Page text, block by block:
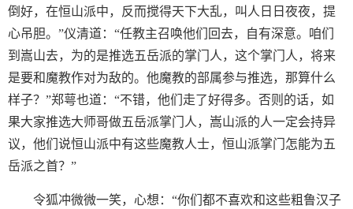
倒好，在恒山派中，反而搅得天下大乱，叫人日日夜夜，提
心吊胆。”仪清道：“任教主召唤他们回去，自有深意。咱们
到嵩山去，为的是推选五岳派的掌门人，这个掌门人，将来
是要和魔教作对为敌的。他魔教的部属参与推选，那算什么
样子？”郑萼也道：“不错，他们走了好得多。否则的话，如
果大家推选大师哥做五岳派掌门人，嵩山派的人一定会持异
议，他们说恒山派中有这些魔教人士，恒山派掌门怎能为五
岳派之首？”
令狐冲微微一笑，心想：“你们都不喜欢和这些粗鲁汉子